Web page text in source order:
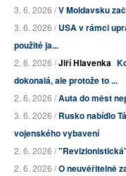
3. 6. 2026 /V Moldavsku
3. 6. 2026 /USA v rámci
použité ja...
2. 6. 2026 /Jiří Hlavenka
dokonalá, ale protože to ...
2. 6. 2026 /Auta do měst
3. 6. 2026 /Rusko nabídlo
vojenského vybavení
2. 6. 2026 /
2. 6. 2026 /O neuvěřitelně